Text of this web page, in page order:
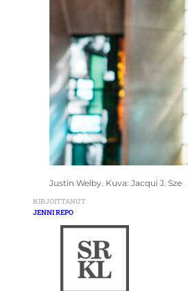
Justin Welby. Kuva: Jacqui J. Sze
KIRJOITTANUT
JENNI REPO